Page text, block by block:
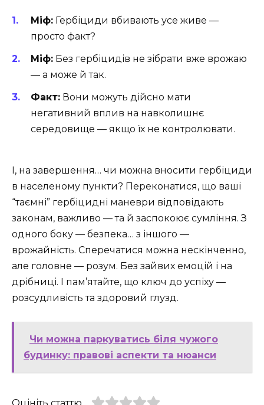
Міф: Гербіциди вбивають усе живе —
просто факт?
Міф: Без гербіцидів не зібрати вже врожаю
— а може й так.
Факт: Вони можуть дійсно мати
негативний вплив на навколишнє
середовище — якщо їх не контролювати.
І, на завершення… чи можна вносити гербіциди
в населеному пункти? Переконатися, що ваші
“таємні” гербіцидні маневри відповідають
законам, важливо — та й заспокоює сумління. З
одного боку — безпека… з іншого —
врожайність. Сперечатися можна нескінченно,
але головне — розум. Без зайвих емоцій і на
дрібниці. І пам’ятайте, що ключ до успіху —
розсудливість та здоровий глузд.
Чи можна паркуватись біля чужого
будинку: правові аспекти та нюанси